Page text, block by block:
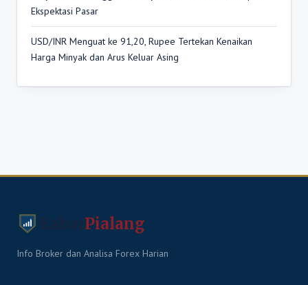
Ekspektasi Pasar
USD/INR Menguat ke 91,20, Rupee Tertekan Kenaikan
Harga Minyak dan Arus Keluar Asing
Pialang
Info Broker dan Analisa Forex Harian